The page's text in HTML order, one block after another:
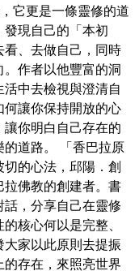
它更是一條靈修的道
現自己的「本初
看、去做自己，同時
作者以他豐富的洞
中去檢視與澄清自
何讓你保持開放的心
你明白自己存在的
道路。 「香巴拉原
的心法，邱陽．創
拉佛教的創建者。書
，分享自己在靈修
核心何以是完整、
家以此原則去提振
的存在，來照亮世界